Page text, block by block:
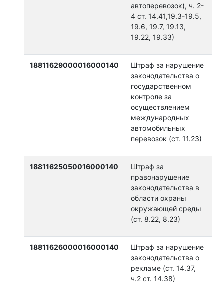
автоперевозок), ч. 2-
4 ст. 14.41,19.3-19.5,
19.6, 19.7, 19.13,
19.22, 19.33)
18811629000016000140
Штраф за нарушение
законодательства о
государственном
контроле за
осуществлением
международных
автомобильных
перевозок (ст. 11.23)
18811625050016000140
Штраф за
правонарушение
законодательства в
области охраны
окружающей среды
(ст. 8.22, 8.23)
18811626000016000140
Штраф за нарушение
законодательства о
рекламе (ст. 14.37,
ч.2 ст. 14.38)